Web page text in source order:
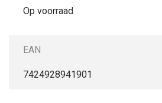
Op voorraad
EAN
7424928941901